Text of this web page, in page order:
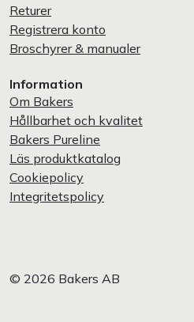
Returer
Registrera konto
Broschyrer & manualer
Information
Om Bakers
Hållbarhet och kvalitet
Bakers Pureline
Läs produktkatalog
Cookiepolicy
Integritetspolicy
© 2026 Bakers AB